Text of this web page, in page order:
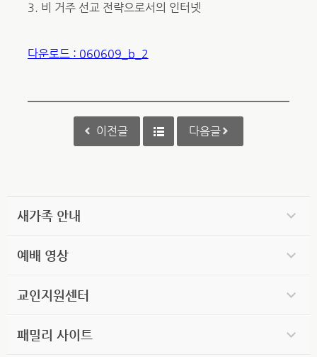
3. 비 거주 선교 전략으로서의 인터넷
다운로드 : 060609_b_2
이전글 다음글
새가족 안내
예배 영상
교인지원센터
패밀리 사이트